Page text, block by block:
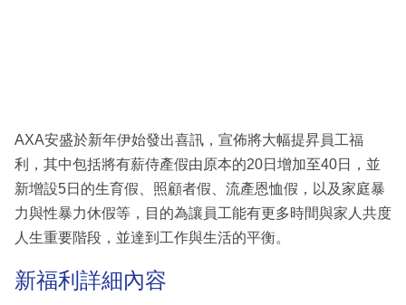
區
AXA安盛於新年伊始發出喜訊，宣佈將大幅提昇員工福
利，其中包括將有薪侍產假由原本的20日增加至40日，並
新增設5日的生育假、照顧者假、流產恩恤假，以及家庭暴
力與性暴力休假等，目的為讓員工能有更多時間與家人共度
人生重要階段，並達到工作與生活的平衡。
新福利詳細內容